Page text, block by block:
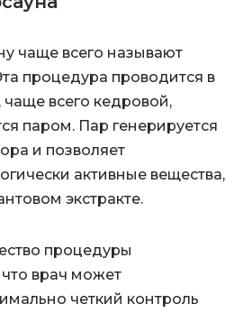
чаще всего называют
процедура проводится в
всего кедровой,
паром. Пар генерируется
и позволяет
активные вещества,
экстракте.
процедуры
врач может
четкий контроль